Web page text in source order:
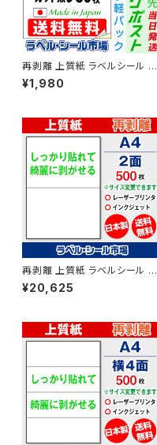
再剥離 上質紙 ラベルシール レ
ーザープリンター専用 A4-カッ
ト無し シール用紙 50枚 T1Y1A
¥1,980
再剥離 上質紙 ラベルシール レ
ーザープリンター専用 A4-2面
シール用紙 500枚 T1Y2Ars
¥20,625